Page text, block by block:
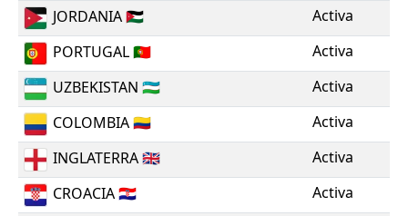
JORDANIA🇯🇴
Activa
PORTUGAL🇵🇹
Activa
UZBEKISTAN 🇺🇿
Activa
COLOMBIA🇨🇴
Activa
INGLATERRA🇬🇧
Activa
CROACIA🇭🇷
Activa